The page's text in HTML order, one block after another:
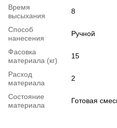
Время
высыхания
8
Способ
нанесения
Ручной
Фасовка
материала (кг)
15
Расход
материала
2
Состояние
материала
Готовая